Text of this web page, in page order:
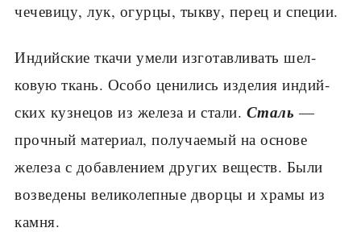
чечевицу, лук, огурцы, тыкву, перец и специи.
Индийские ткачи умели изготавливать шел­
ковую ткань. Особо ценились изделия индий­
ских кузнецов из железа и стали. Сталь —
проч­ный материал, получаемый на основе
железа с добавлением других веществ. Были
возведе­ны великолепные дворцы и храмы из
камня.